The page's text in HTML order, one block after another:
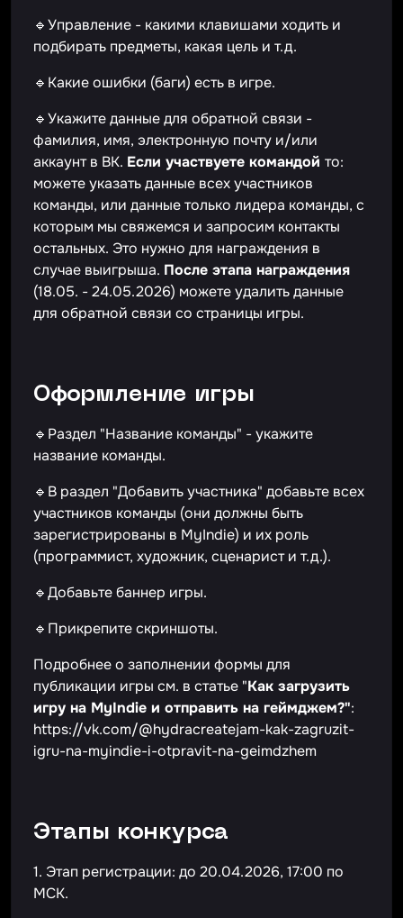
🔹Управление - какими клавишами ходить и
подбирать предметы, какая цель и т.д.
🔹Какие ошибки (баги) есть в игре.
🔹Укажите данные для обратной связи -
фамилия, имя, электронную почту и/или
аккаунт в ВК. Если участвуете командой то:
можете указать данные всех участников
команды, или данные только лидера команды, с
которым мы свяжемся и запросим контакты
остальных. Это нужно для награждения в
случае выигрыша. После этапа награждения
(18.05. - 24.05.2026) можете удалить данные
для обратной связи со страницы игры.
Оформление игры
🔹Раздел "Название команды" - укажите
название команды.
🔹В раздел "Добавить участника" добавьте всех
участников команды (они должны быть
зарегистрированы в MyIndie) и их роль
(программист, художник, сценарист и т.д.).
🔹Добавьте баннер игры.
🔹Прикрепите скриншоты.
Подробнее о заполнении формы для
публикации игры см. в статье "Как загрузить
игру на MyIndie и отправить на геймджем?":
https://vk.com/@hydracreatejam-kak-zagruzit-
igru-na-myindie-i-otpravit-na-geimdzhem
Этапы конкурса
1. Этап регистрации: до 20.04.2026, 17:00 по
МСК.